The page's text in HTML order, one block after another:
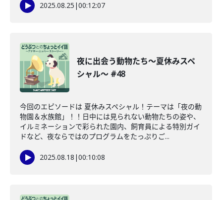
2025.08.25 |00:12:07
夜に出会う動物たち〜夏休みスペ
シャル〜 #48
今回のエピソードは 夏休みスペシャル！テーマは「夜の動
物園＆水族館」！！日中には見られない動物たちの姿や、
イルミネーションで彩られた園内、飼育員による特別ガイ
ドなど、夜ならではのプログラムをたっぷりご...
2025.08.18 |00:10:08